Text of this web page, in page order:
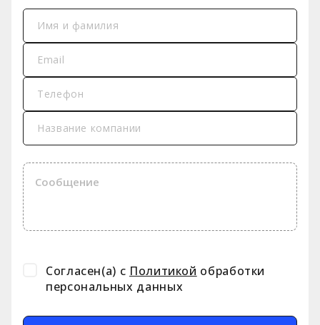
Имя и фамилия
Email
Телефон
Название компании
Согласен(а) с Политикой обработки
персональных данных
необходимости
проекта
Выполняем работы
результат
Нам доверяют